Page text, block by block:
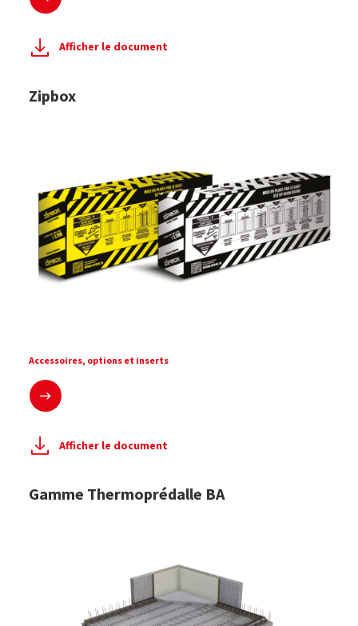
Afficher le document
Zipbox
Accessoires, options et inserts
En savoir plus
Afficher le document
Gamme Thermoprédalle BA